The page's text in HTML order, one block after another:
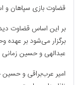
قضاوت بازی سپاهان و
برگزار می‌شود بر عهده
عبدالهی و حسین زمانی